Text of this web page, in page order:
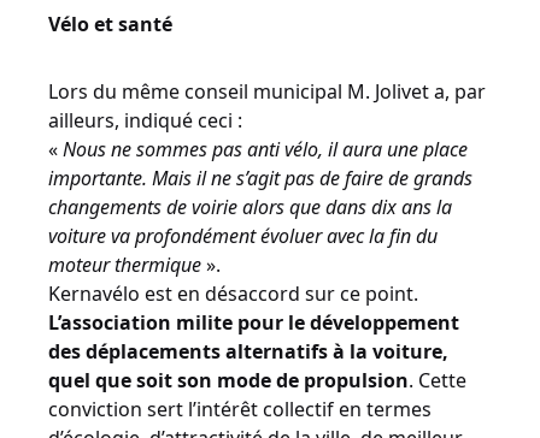
Vélo et santé
Lors du même conseil municipal M. Jolivet a, par
ailleurs, indiqué ceci :
«Nous ne sommes pas anti vélo, il aura une place
importante. Mais il ne s’agit pas de faire de grands
changements de voirie alors que dans dix ans la
voiture va profondément évoluer avec la fin du
moteur thermique».
Kernavélo est en désaccord sur ce point.
L’association milite pour le développement
des déplacements alternatifs à la voiture,
quel que soit son mode de propulsion. Cette
conviction sert l’intérêt collectif en termes